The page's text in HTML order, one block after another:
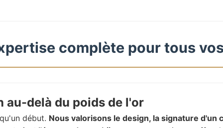
complète pour tous
delà du poids de l'or
début. Nous valorisons le design, la signature d'un